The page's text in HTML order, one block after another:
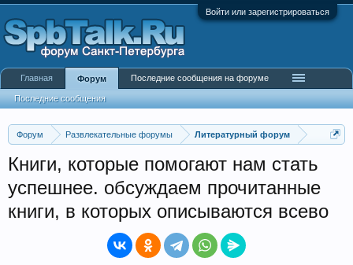
Войти или зарегистрироваться
Форум Развлекательные форумы Литературный форум
Книги, которые помогают нам стать
успешнее. обсуждаем прочитанные
книги, в которых описываются всево
Главная Форум
Последние сообщения
Последние сообщения на форуме